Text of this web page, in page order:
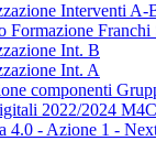
Interventi
Formazione Franchi
Int. B
Int. A
componenti
2022/2024
4.0 - Azione 1 -